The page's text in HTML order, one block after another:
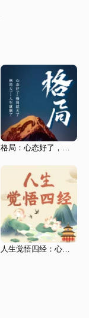
格局：心态好了，格局就大了|格局决定结局
人生觉悟四经：心经·金刚经·坛经·了凡四训|内在醒